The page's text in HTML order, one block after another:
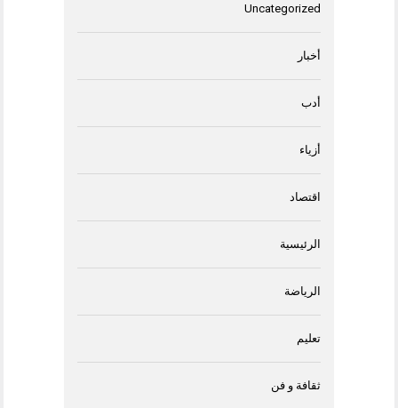
Uncategorized
أخبار
أدب
أزياء
اقتصاد
الرئيسية
الرياضة
تعليم
ثقافة و فن